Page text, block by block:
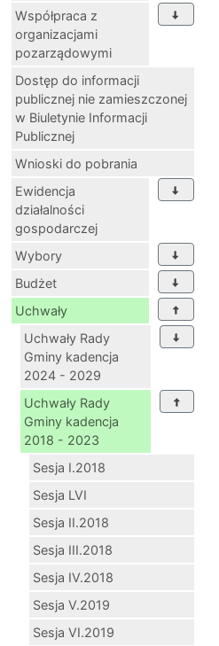
Współpraca z
organizacjami
pozarządowymi
Dostęp do informacji
publicznej nie zamieszczonej
w Biuletynie Informacji
Publicznej
Wnioski do pobrania
Ewidencja
działalności
gospodarczej
Wybory
Budżet
Uchwały
Uchwały Rady
Gminy kadencja
2024 - 2029
Uchwały Rady
Gminy kadencja
2018 - 2023
Sesja I.2018
Sesja LVI
Sesja II.2018
Sesja III.2018
Sesja IV.2018
Sesja V.2019
Sesja VI.2019